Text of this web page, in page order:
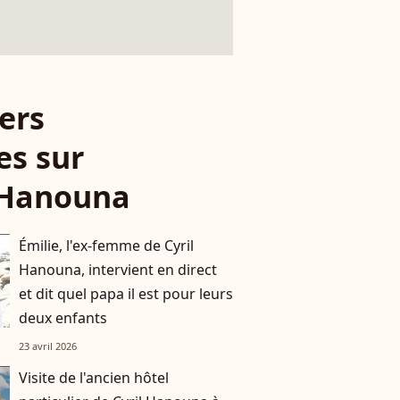
sur
Émilie, l'ex-femme de Cyril
Hanouna, intervient en direct
et dit quel papa il est pour leurs
deux enfants
23 avril 2026
Visite de l'ancien hôtel